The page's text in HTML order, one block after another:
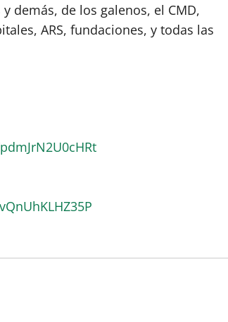
demás, de los galenos, el CMD,
ARS, fundaciones, y todas las